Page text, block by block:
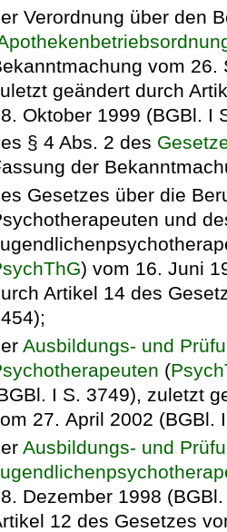
Verordnung über den
vom 26.
geändert durch
Oktober 1999 (BGBl. I
§ 4 Abs. 2 des
der
Gesetzes über die
und
) vom 16. Juni
Artikel 14 des
Ausbildungs- und
(
I S. 3749), zuletzt
27. April 2002 (BGBl.
Ausbildungs- und
Dezember 1998
12 des Gesetzes